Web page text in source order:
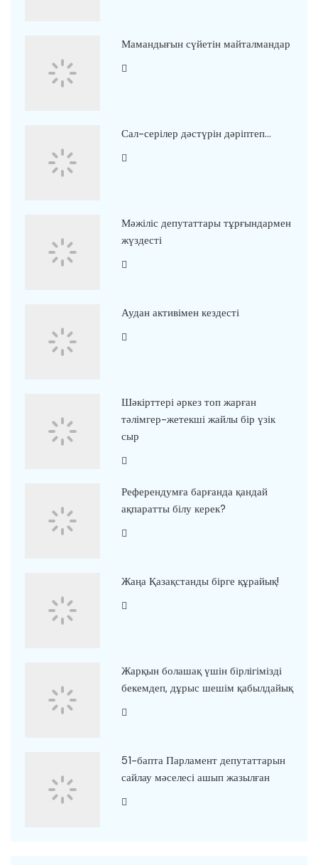
Мамандығын сүйетін майталмандар
Сал-серілер дәстүрін дәріптеп…
Мәжіліс депутаттары тұрғындармен
жүздесті
Аудан активімен кездесті
Шәкірттері әркез топ жарған
тәлімгер-жетекші жайлы бір үзік
сыр
Референдумға барғанда қандай
ақпаратты білу керек?
Жаңа Қазақстанды бірге құрайық!
Жарқын болашақ үшін бірлігімізді
бекемдеп, дұрыс шешім қабылдайық
51-бапта Парламент депутаттарын
сайлау мәселесі ашып жазылған